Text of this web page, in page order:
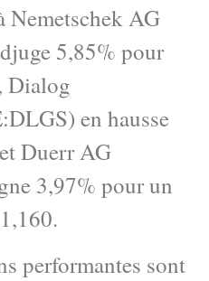
AG
5,85% pour
Dialog
en hausse
Duerr AG
3,97% pour un
performantes sont